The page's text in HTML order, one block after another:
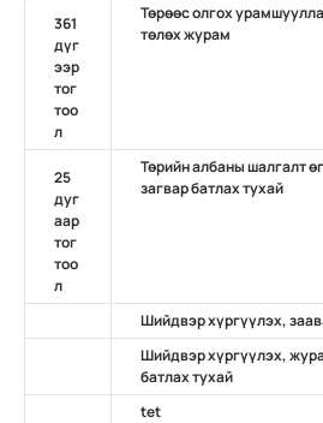
361
дүг
ээр
тог
тоо
л
Төрөөс олгох
төлөх журам
25
дуг
аар
тог
тоо
л
Төрийн албаны шалгалт
загвар батлах тухай
Шийдвэр хүргүүлэх,
Шийдвэр хүргүүлэх,
батлах тухай
tet